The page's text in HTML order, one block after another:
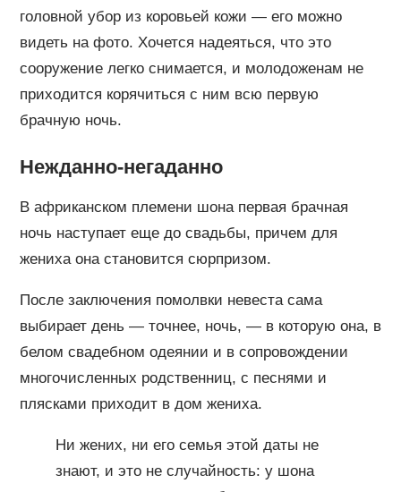
головной убор из коровьей кожи — его можно
видеть на фото. Хочется надеяться, что это
сооружение легко снимается, и молодоженам не
приходится корячиться с ним всю первую
брачную ночь.
Нежданно-негаданно
В африканском племени шона первая брачная
ночь наступает еще до свадьбы, причем для
жениха она становится сюрпризом.
После заключения помолвки невеста сама
выбирает день — точнее, ночь, — в которую она, в
белом свадебном одеянии и в сопровождении
многочисленных родственниц, с песнями и
плясками приходит в дом жениха.
Ни жених, ни его семья этой даты не
знают, и это не случайность: у шона